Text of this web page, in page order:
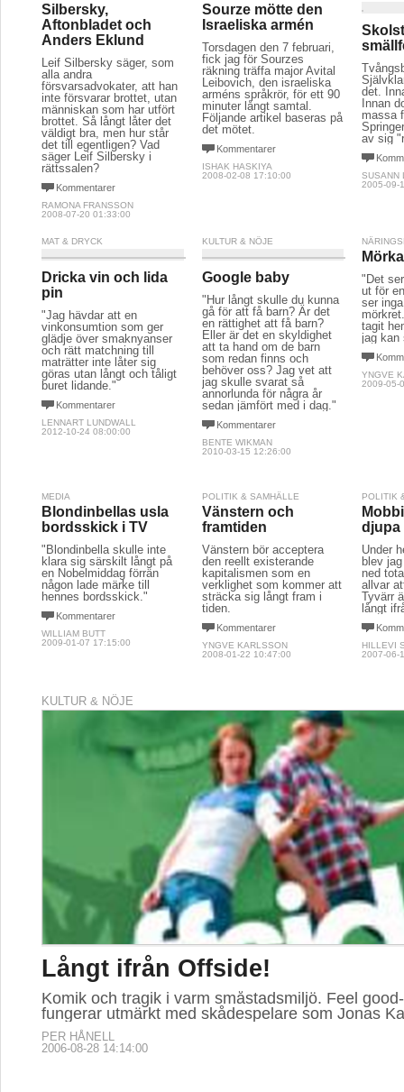
Silbersky,
Aftonbladet och
Anders Eklund
Leif Silbersky säger, som
alla andra
försvarsadvokater, att han
inte försvarar brottet, utan
människan som har utfört
brottet. Så långt låter det
väldigt bra, men hur står
det till egentligen? Vad
säger Leif Silbersky i
rättssalen?
Kommentarer
RAMONA FRANSSON
2008-07-20 01:33:00
Sourze mötte den
Israeliska armén
Torsdagen den 7 februari,
fick jag för Sourzes
räkning träffa major Avital
Leibovich, den israeliska
arméns språkrör, för ett 90
minuter långt samtal.
Följande artikel baseras på
det mötet.
Kommentarer
ISHAK HASKIYA
2008-02-08 17:10:00
det.
Innan
massa
av sig
SUSANN
2005-09-
MAT & DRYCK
Dricka vin och lida
pin
"Jag hävdar att en
vinkonsumtion som ger
glädje över smaknyanser
och rätt matchning till
maträtter inte låter sig
göras utan långt och tåligt
buret lidande."
Kommentarer
LENNART LUNDWALL
2012-10-24 08:00:00
KULTUR & NÖJE
Google baby
"Hur långt skulle du kunna
gå för att få barn? Är det
en rättighet att få barn?
Eller är det en skyldighet
att ta hand om de barn
som redan finns och
behöver oss? Jag vet att
jag skulle svarat så
annorlunda för några år
sedan jämfört med i dag."
Kommentarer
BENTE WIKMAN
2010-03-15 12:26:00
"Det
ut för
ser
tagit
jag kan
YNGVE
2009-05-
MEDIA
Blondinbellas usla
bordsskick i TV
"Blondinbella skulle inte
klara sig särskilt långt på
en Nobelmiddag förrän
någon lade märke till
hennes bordsskick."
Kommentarer
WILLIAM BUTT
2009-01-07 17:15:00
POLITIK & SAMHÄLLE
Vänstern och
framtiden
Vänstern bör acceptera
den reellt existerande
kapitalismen som en
verklighet som kommer att
sträcka sig långt fram i
tiden.
Kommentarer
YNGVE KARLSSON
2008-01-22 10:47:00
POLITIK
djupa
Under
blev
ned
allvar
Tyvärr
långt
HILLEVI
2007-06-
KULTUR & NÖJE
Långt ifrån Offside!
Komik och tragik i varm småstadsmiljö. Feel
fungerar utmärkt med skådespelare som Jonas
PER HÅNELL
2006-08-28 14:14:00